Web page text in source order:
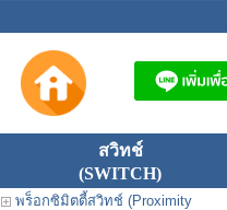
สวิทช์
(SWITCH)
พร็อกซิมิตตี้สวิทช์ (Proximity